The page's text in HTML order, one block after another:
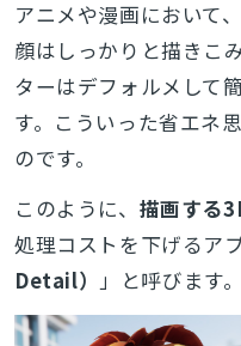
アニメや漫画において
顔はしっかりと描きこ
ターはデフォルメして
す。こういった省エネ
のです。
このように、 描画する
処理コストを下げるア
Detail） 」と呼びます。